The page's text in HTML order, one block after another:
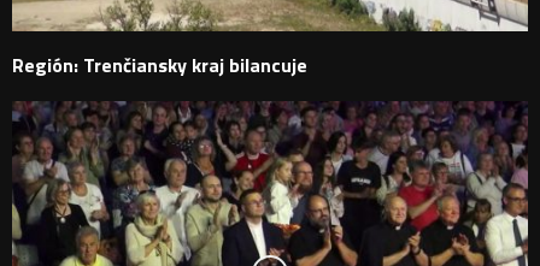
Región: Trenčiansky kraj bilancuje